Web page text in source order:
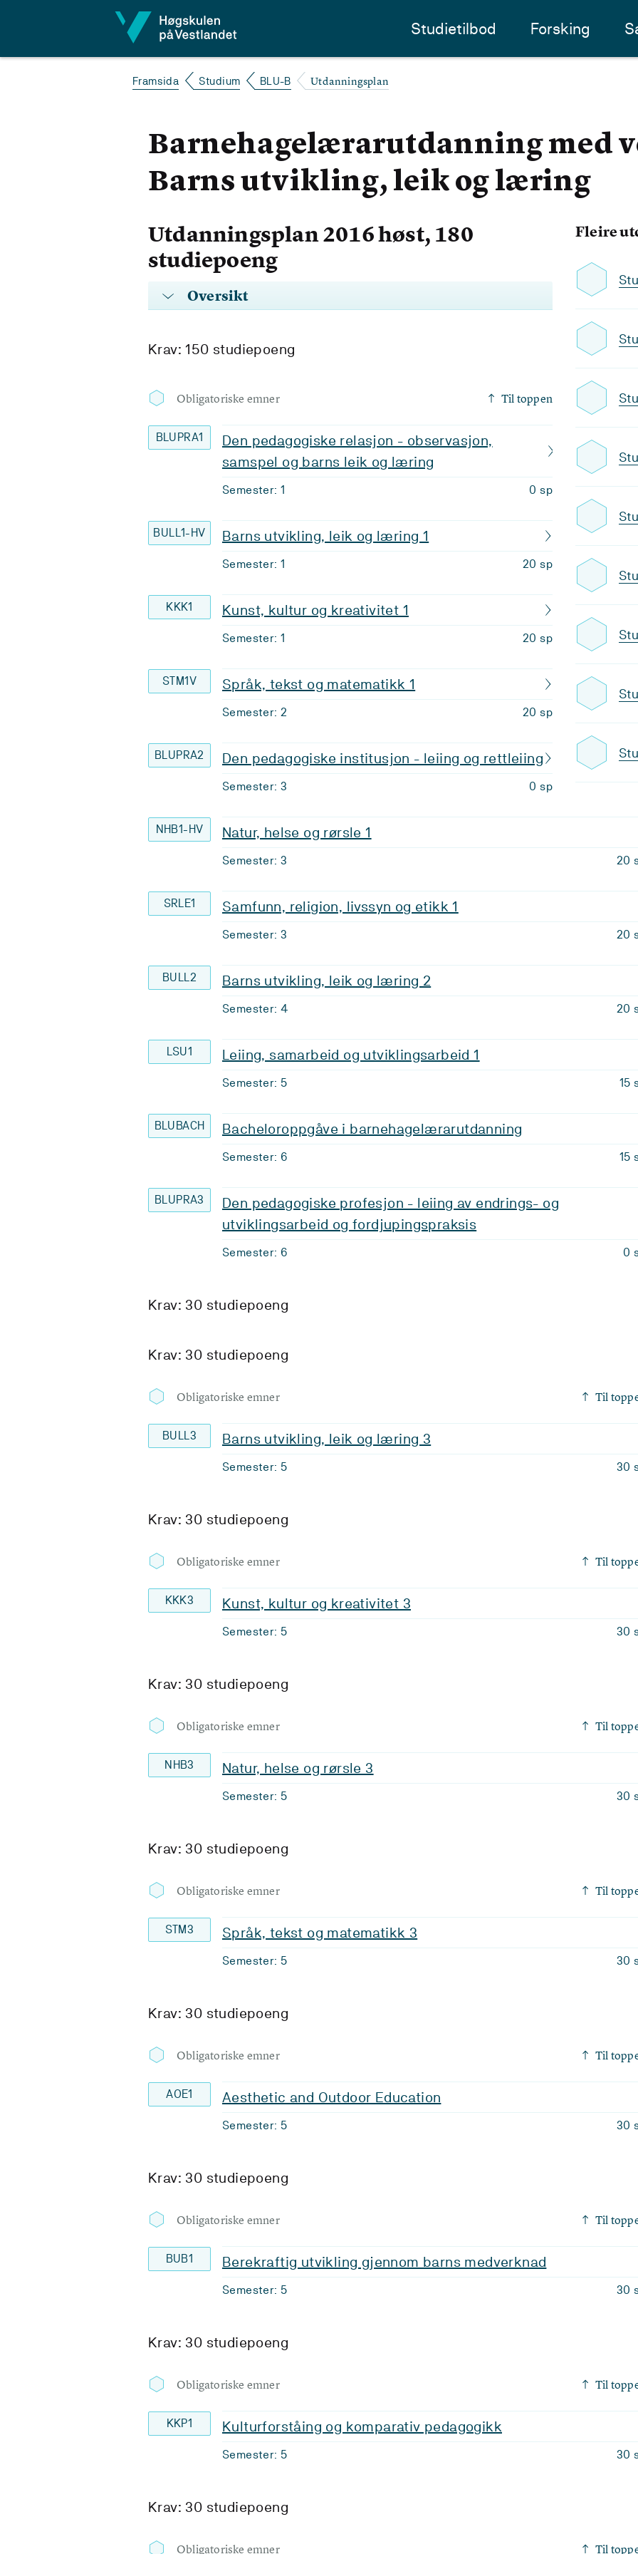
Studietilbod Forsking
Framsida Studium BLU-B Utdanningsplan
Barnehagelærarutdanning med
Barns utvikling, leik og læring
Fleire
Utdanningsplan 2016 høst, 180
studiepoeng
Oversikt
Krav: 150 studiepoeng
Obligatoriske emner Til toppen
BLUPRA1
Den pedagogiske relasjon - observasjon,
samspel og barns leik og læring
Semester: 1 0 sp
BULL1-HV Barns utvikling, leik og læring 1
Semester: 1 20 sp
KKK1 Kunst, kultur og kreativitet 1
Semester: 1 20 sp
STM1V Språk, tekst og matematikk 1
Semester: 2 20 sp
BLUPRA2 Den pedagogiske institusjon - leiing og rettleiing
Semester: 3 0 sp
NHB1-HV Natur, helse og rørsle 1
Semester: 3 20
SRLE1 Samfunn, religion, livssyn og etikk 1
Semester: 3 20
BULL2 Barns utvikling, leik og læring 2
Semester: 4 20
LSU1 Leiing, samarbeid og utviklingsarbeid 1
Semester: 5 15
BLUBACH Bacheloroppgåve i barnehagelærarutdanning
Semester: 6 15
BLUPRA3
Den pedagogiske profesjon - leiing av endrings- og
utviklingsarbeid og fordjupingspraksis
Semester: 6 0
Krav: 30 studiepoeng
Krav: 30 studiepoeng
Obligatoriske emner Til
BULL3 Barns utvikling, leik og læring 3
Semester: 5 30
Krav: 30 studiepoeng
Obligatoriske emner Til
KKK3 Kunst, kultur og kreativitet 3
Semester: 5 30
Krav: 30 studiepoeng
Obligatoriske emner Til
NHB3 Natur, helse og rørsle 3
Semester: 5 30
Krav: 30 studiepoeng
Obligatoriske emner Til
STM3 Språk, tekst og matematikk 3
Semester: 5 30
Krav: 30 studiepoeng
Obligatoriske emner Til
AOE1 Aesthetic and Outdoor Education
Semester: 5 30
Krav: 30 studiepoeng
Obligatoriske emner Til
BUB1 Berekraftig utvikling gjennom barns medverknad
Semester: 5 30
Krav: 30 studiepoeng
Obligatoriske emner Til
KKP1 Kulturforståing og komparativ pedagogikk
Semester: 5 30
Krav: 30 studiepoeng
Obligatoriske emner Til